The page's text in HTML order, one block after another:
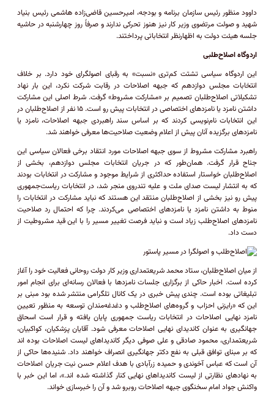
داوود منظور رئیس سازمان برنامه و بودجه، امیرحسین قاضی‌زاده هاشمی رئیس بنیاد
شهید و صولت مرتضوی وزیر کار نیز هنوز تحرکی ندارند و صرفاً روز چهارشنبه در حاشیه
جلسه هیئت دولت به اظهارنظر انتخاباتی پرداختند.
اردوگاه اصلاح‌طلبی
این اردوگاه سیاسی تشتت کم‌تری «نسبت» به رقبای اصولگرای خود دارد. بر خلاف
انتخابات مجلس دوازدهم که جبهه اصلاحات در رقابت شرکت نکرد، این بار نهاد
تشکیلاتی اصلاح‌طلبان تصمیم بر «مشارکت مشروط» گرفت. شرط اصلی این مشارکت
داشتن نامزد یا نامزد‌های اختصاصی در انتخابات پیش رو است. ۱۵ نفر از اصلاح‌طلبان در
این انتخابات نام‌نویسی کردند که بر اساس سند راهبردی جبهه اصلاحات، نامزد یا
نامزد‌های برگزیده آنان پیش از اعلام وضعیت صلاحیت‌ها معرفی خواهند شد.
راهبرد مشارکت مشروط از سوی جبهه اصلاحات مورد انتقاد برخی فعالان سیاسی این
جناح قرار گرفت. همان‌طور که در جریان انتخابات مجلس دوازدهم، بخشی از
اصلاح‌طلبان خواستار استفاده حداکثری از شرایط موجود و مشارکت در انتخابات بودند
که به انتشار لیست صدای ملت و علیه تندروی منجر شد، در انتخابات ریاست‌جمهوری
پیش رو نیز بخشی از اصلاح‌طلبان منتقد این هستند که نباید مشارکت در انتخابات را
منوط به داشتن نامزد یا نامزد‌های اختصاصی می‌کردند. چرا که احتمال رد صلاحیت
نامزد‌های اصلاح‌طلب زیاد است و نباید فرصت تغییر مسیر را با این قید مشروطیت از
دست داد.
از میان اصلاح‌طلبان، ستاد محمد شریعتمداری وزیر کار دولت روحانی فعالیت خود را آغاز
کرده است. اخبار حاکی از برگزاری جلسات نامزد‌ها با فعالان رسانه‌ای برای انجام امور
تبلیغاتی بوده است. چندی پیش خبری در یک کانال تلگرامی منتشر شده بود مبنی بر
این که «رایزنی احزاب و گروه‌های اصلاح‌طلب و دغدغه‌مندان توسعه به منظور تعیین
نامزد نهایی اصلاحات در انتخابات ریاست جمهوری پایان یافته و قرار است اسحاق
جهانگیری به عنوان کاندیدای نهایی اصلاحات معرفی شود. آقایان پزشکیان، کواکبیان،
شریعتمداری، محمود صادقی و علی صوفی دیگر کاندیدا‌های لیست اصلاحات بوده اند
که بر مبنای توافق قبلی به نفع دکتر جهانگیری انصراف خواهند داد. شنیده‌ها حاکی از
آن است که عباس آخوندی و حمیده زرآبادی با هدف اعلام حسن نیت جریان اصلاحات
به نهاد‌های نظارتی از لیست کاندیدا‌های نهایی کنار گذاشته شده اند.»، اما این خبر با
واکنش جواد امام سخنگوی جبهه اصلاحات روبرو شد و آن را خبرسازی خواند.